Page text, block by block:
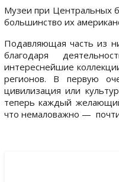
Музеи при Центральных
большинство их
Подавляющая часть из
благодаря
интереснейшие
регионов. В первую
цивилизация или
теперь каждый
что немаловажно —